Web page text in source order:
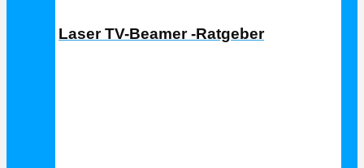
Laser TV-Beamer -Ratgeber